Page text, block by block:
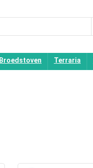
Broedstoven Terraria